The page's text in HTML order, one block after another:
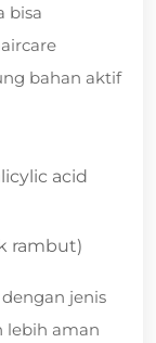
bisa
bahan aktif
acid
rambut)
jenis
lebih aman